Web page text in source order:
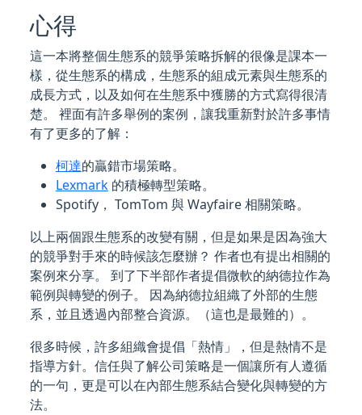
心得
這一本將整個生態系的競爭策略拆解的很像是課本一
樣，從生態系的構成，生態系的組成元素與生態系的
成長方式，以及如何在生態系中獲勝的方式寫得很清
楚。 裡面有許多舉例的案例，讓我重新對於許多事情
有了更多的了解：
柯達的贏錯市場策略。
Lexmark的積極轉型策略。
Spotify， TomTom 與 Wayfaire 相關策略。
以上兩個跟生態系的改變有關，但是如果是因為強大
的競爭對手來的時候該怎麼辦？ 作者也有提出相關的
案例來分享。 到了下半部作者提倡微軟的納德拉作為
範例與轉變的例子。 因為納德拉組織了外部的生態
系，並且透過內部整合資源。（這也是最難的）。
很多時候，許多組織會提倡「熱情」，但是熱情不是
指導方針。信任與了解公司策略是一個讓所有人遵循
的一句，更是可以在內部生態系結合變化與轉變的方
法。